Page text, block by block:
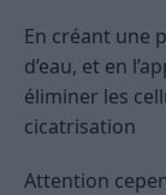
En créant une
d’eau, et en
éliminer les
cicatrisation
Attention